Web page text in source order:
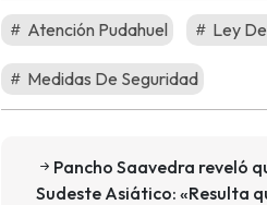
Atención Pudahuel Ley
Medidas De Seguridad
Pancho Saavedra reveló
Sudeste Asiático: «Resulta